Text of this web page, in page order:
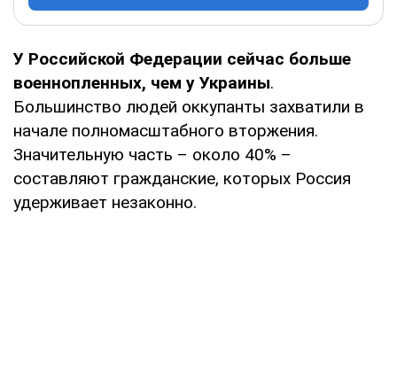
У Российской Федерации сейчас больше
военнопленных, чем у Украины.
Большинство людей оккупанты захватили в
начале полномасштабного вторжения.
Значительную часть – около 40% –
составляют гражданские, которых Россия
удерживает незаконно.